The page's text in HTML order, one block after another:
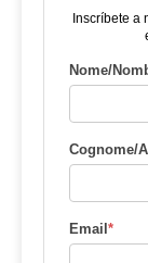
Inscríbete a
Nome/
Cognome/
Email *